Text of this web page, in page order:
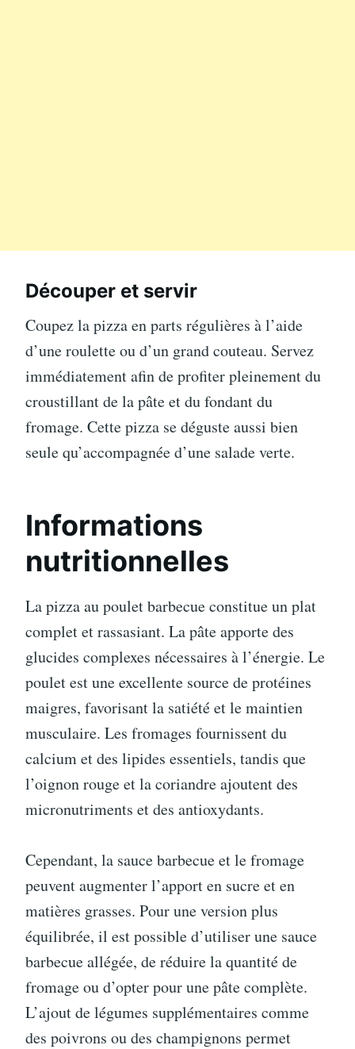
Découper et servir
Coupez la pizza en parts régulières à l’aide
d’une roulette ou d’un grand couteau. Servez
immédiatement afin de profiter pleinement du
croustillant de la pâte et du fondant du
fromage. Cette pizza se déguste aussi bien
seule qu’accompagnée d’une salade verte.
Informations
nutritionnelles
La pizza au poulet barbecue constitue un plat
complet et rassasiant. La pâte apporte des
glucides complexes nécessaires à l’énergie. Le
poulet est une excellente source de protéines
maigres, favorisant la satiété et le maintien
musculaire. Les fromages fournissent du
calcium et des lipides essentiels, tandis que
l’oignon rouge et la coriandre ajoutent des
micronutriments et des antioxydants.
Cependant, la sauce barbecue et le fromage
peuvent augmenter l’apport en sucre et en
matières grasses. Pour une version plus
équilibrée, il est possible d’utiliser une sauce
barbecue allégée, de réduire la quantité de
fromage ou d’opter pour une pâte complète.
L’ajout de légumes supplémentaires comme
des poivrons ou des champignons permet